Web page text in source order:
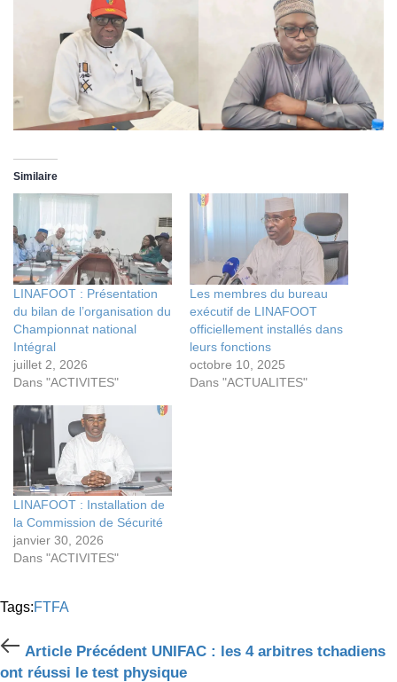
Similaire
LINAFOOT : Présentation
du bilan de l’organisation du
Championnat national
Intégral
juillet 2, 2026
Dans "ACTIVITES"
Les membres du bureau
exécutif de LINAFOOT
officiellement installés dans
leurs fonctions
octobre 10, 2025
Dans "ACTUALITES"
LINAFOOT : Installation de
la Commission de Sécurité
janvier 30, 2026
Dans "ACTIVITES"
Tags:FTFA
Article
Précédent
Article Précédent UNIFAC : les 4 arbitres tchadiens
ont réussi le test physique